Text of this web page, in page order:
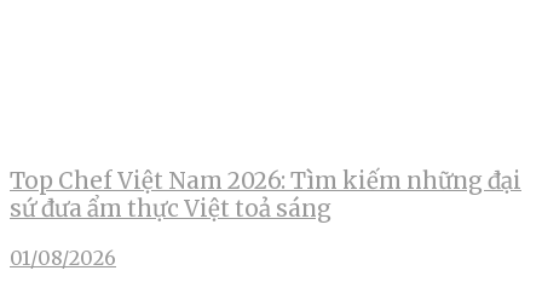
Top Chef Việt Nam 2026: Tìm kiếm những đại
sứ đưa ẩm thực Việt toả sáng
01/08/2026